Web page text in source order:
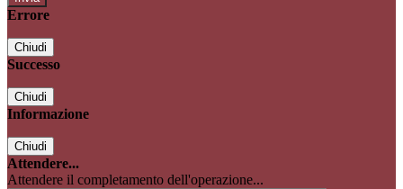
Errore
Chiudi
Successo
Chiudi
Informazione
Chiudi
Attendere...
Attendere il completamento dell'operazione...